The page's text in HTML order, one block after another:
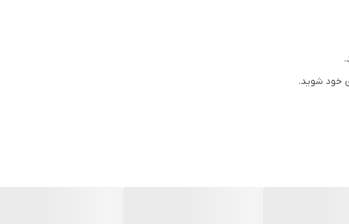
خود شوید.